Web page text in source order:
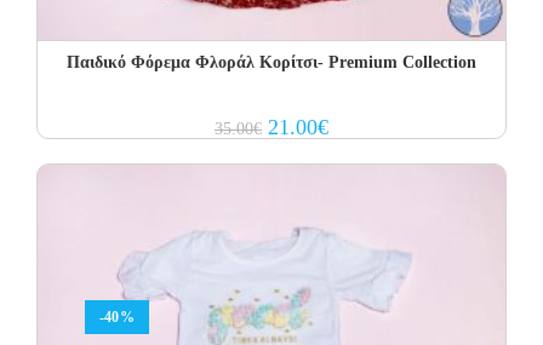
Παιδικό Φόρεμα Φλοράλ Κορίτσι- Premium Collection
35.00€ Original
price
21.00€Current
price
-40%